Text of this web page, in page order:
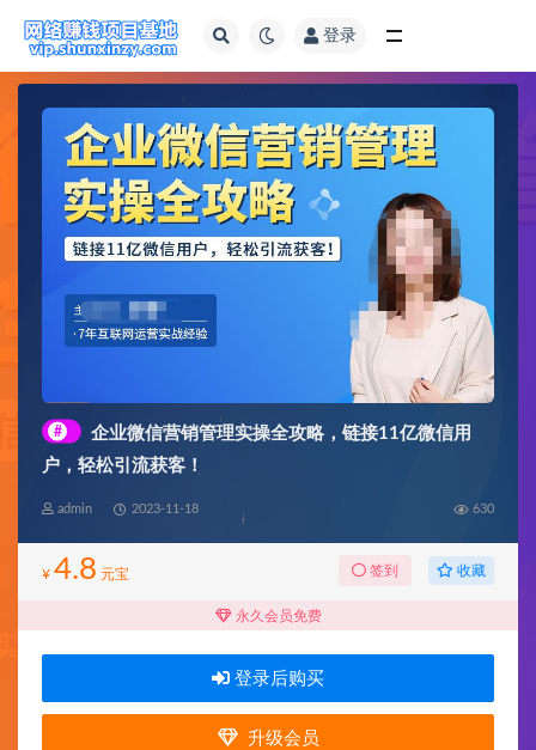
登录
#
企业微信营销管理实操全攻略，链接11亿微信用
户，轻松引流获客！
admin 2023-11-18 630
¥ 4.8 元宝 签到 收藏
永久会员免费
登录后购买
升级会员